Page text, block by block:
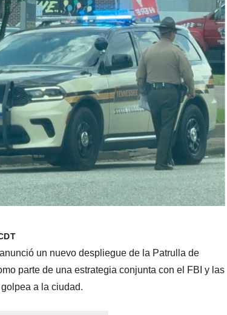
un nuevo despliegue de la Patrulla de
parte de una estrategia conjunta con el FBI y las
a la ciudad.